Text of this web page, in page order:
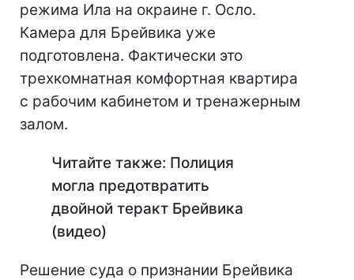
режима Ила на окраине г. Осло.
Камера для Брейвика уже
подготовлена. Фактически это
трехкомнатная комфортная квартира
с рабочим кабинетом и тренажерным
залом.
Читайте также: Полиция
могла предотвратить
двойной теракт Брейвика
(видео)
Решение суда о признании Брейвика